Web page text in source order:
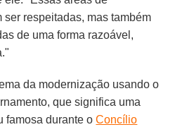
ser respeitadas, mas também
de uma forma razoável,
da modernização usando o
que significa uma
famosa durante oConcílio